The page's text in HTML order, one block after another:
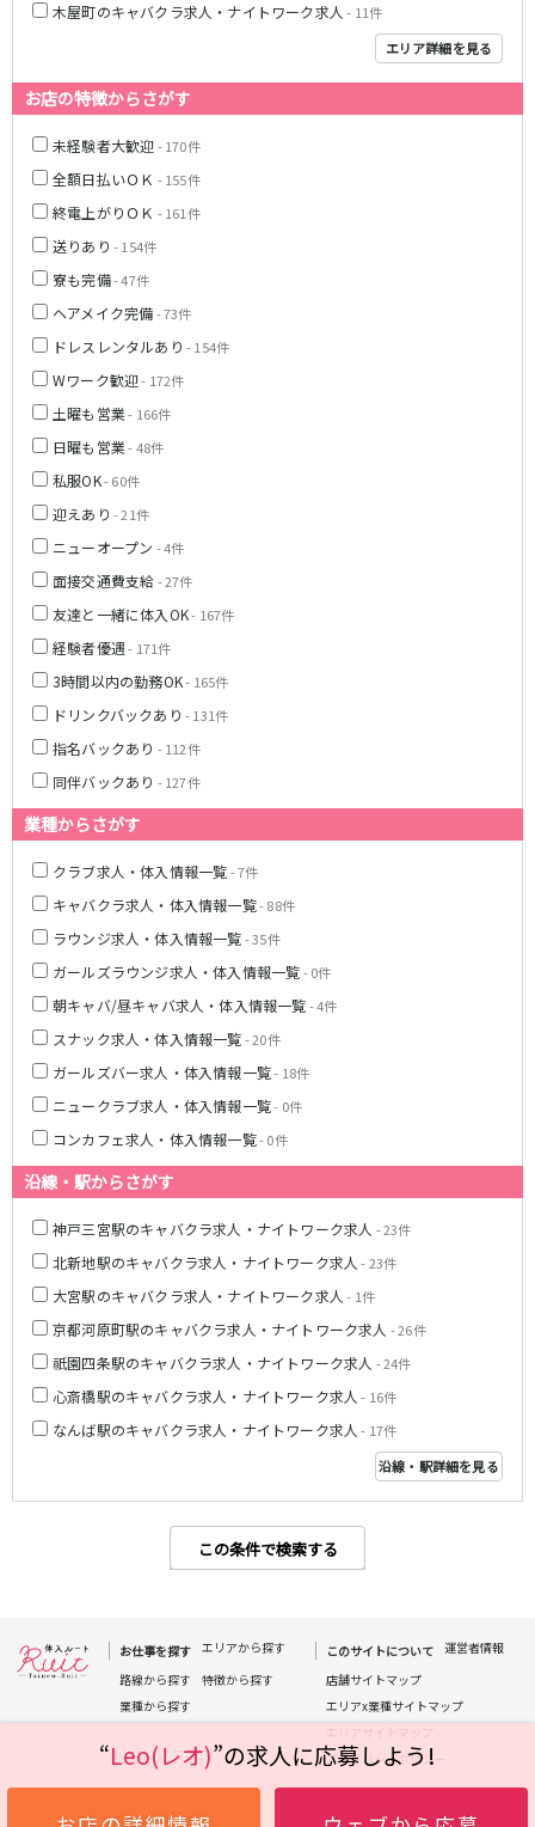
木屋町のキャバクラ求人・ナイトワーク求人 - 11件
エリア詳細を見る
お店の特徴からさがす
未経験者大歓迎- 170件
全額日払いＯＫ - 155件
終電上がりＯＫ - 161件
送りあり - 154件
寮も完備- 47件
ヘアメイク完備- 73件
ドレスレンタルあり - 154件
Wワーク歓迎- 172件
土曜も営業- 166件
日曜も営業- 48件
私服OK- 60件
迎えあり - 21件
ニューオープン - 4件
面接交通費支給- 27件
友達と一緒に体入OK- 167件
経験者優遇- 171件
3時間以内の勤務OK- 165件
ドリンクバックあり - 131件
指名バックあり - 112件
同伴バックあり - 127件
業種からさがす
クラブ求人・体入情報一覧- 7件
キャバクラ求人・体入情報一覧- 88件
ラウンジ求人・体入情報一覧- 35件
ガールズラウンジ求人・体入情報一覧- 0件
朝キャバ/昼キャバ求人・体入情報一覧- 4件
スナック求人・体入情報一覧- 20件
ガールズバー求人・体入情報一覧- 18件
ニュークラブ求人・体入情報一覧- 0件
コンカフェ求人・体入情報一覧- 0件
沿線・駅からさがす
神戸三宮駅のキャバクラ求人・ナイトワーク求人 - 23件
北新地駅のキャバクラ求人・ナイトワーク求人 - 23件
大宮駅のキャバクラ求人・ナイトワーク求人 - 1件
京都河原町駅のキャバクラ求人・ナイトワーク求人 - 26件
祇園四条駅のキャバクラ求人・ナイトワーク求人 - 24件
心斎橋駅のキャバクラ求人・ナイトワーク求人 - 16件
なんば駅のキャバクラ求人・ナイトワーク求人 - 17件
沿線・駅詳細を見る
この条件で検索する
草津駅
石山駅
彦根駅
南草津駅
瀬田駅
神戸三宮駅
十三駅
塚口駅
近鉄大阪線
大和八木駅
南海高野線(りんかんサンライン)
Osaka Metro谷町線
JR山陽本線(神戸線)(神戸～姫路)
明石駅
神戸駅
山陽電鉄本線
阪急宝塚本線
阪神本線
西宮駅
JR山陽本線(姫路～岡山)
JR大阪環状線
Osaka Metro堺筋線
扇町駅
近鉄難波線
Osaka Metro千日前線
お仕事を探す エリアから探す
路線から探す
特徴から探す
業種から探す
このサイトについて
運営者情報
店舗サイトマップ
エリアx業種サイトマップ
プライバシーポリシー
“Leo(レオ)”の求人に応募しよう!